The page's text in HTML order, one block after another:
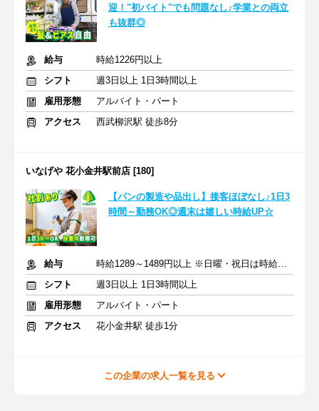
迎！"初バイト"でも問題なし♪学業との両立
も抜群◎
給与
時給1226円以上
シフト
週3日以上 1日3時間以上
雇用形態
アルバイト・パート
アクセス
西武柳沢駅 徒歩8分
いなげや 花小金井駅前店 [180]
【パンの製造や品出し】接客ほぼなし♪1日3
時間～勤務OK◎週末は嬉しい時給UP☆
給与
時給1289～1489円以上 ※日曜・祝日は時給+125円
シフト
週3日以上 1日3時間以上
雇用形態
アルバイト・パート
アクセス
花小金井駅 徒歩1分
この企業の求人一覧を見る